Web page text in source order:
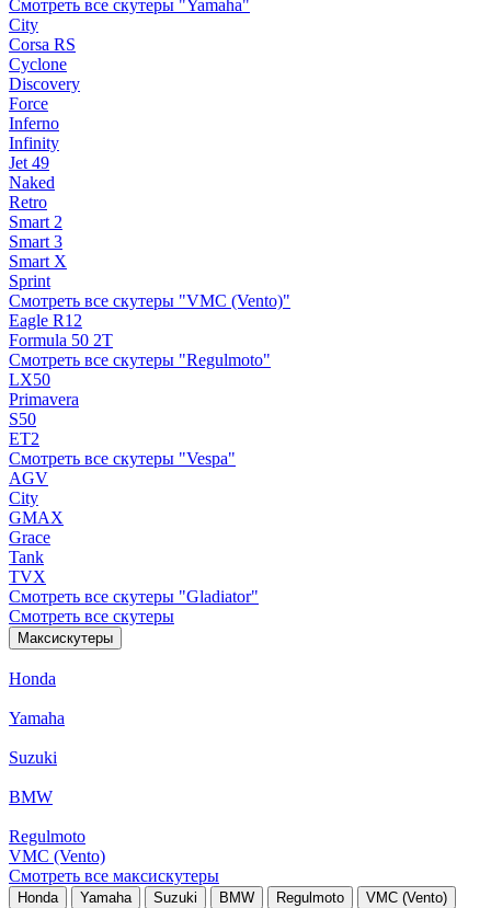
Смотреть все скутеры "Yamaha"
City
Corsa RS
Cyclone
Discovery
Force
Inferno
Infinity
Jet 49
Naked
Retro
Smart 2
Smart 3
Smart X
Sprint
Смотреть все скутеры "VMC (Vento)"
Eagle R12
Formula 50 2Т
Смотреть все скутеры "Regulmoto"
LX50
Primavera
S50
ET2
Смотреть все скутеры "Vespa"
AGV
City
GMAX
Grace
Tank
TVX
Смотреть все скутеры "Gladiator"
Смотреть все скутеры
Максискутеры
Honda
Yamaha
Suzuki
BMW
Regulmoto
VMC (Vento)
Смотреть все максискутеры
Honda Yamaha Suzuki BMW Regulmoto VMC (Vento)